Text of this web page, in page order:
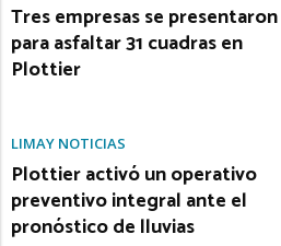
Tres empresas se presentaron
para asfaltar 31 cuadras en
Plottier
LIMAY NOTICIAS
Plottier activó un operativo
preventivo integral ante el
pronóstico de lluvias